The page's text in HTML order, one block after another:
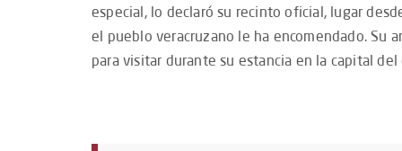
especial, lo declaró su recinto oficial, lugar
el pueblo veracruzano le ha encomendado. Su
para visitar durante su estancia en la capital del